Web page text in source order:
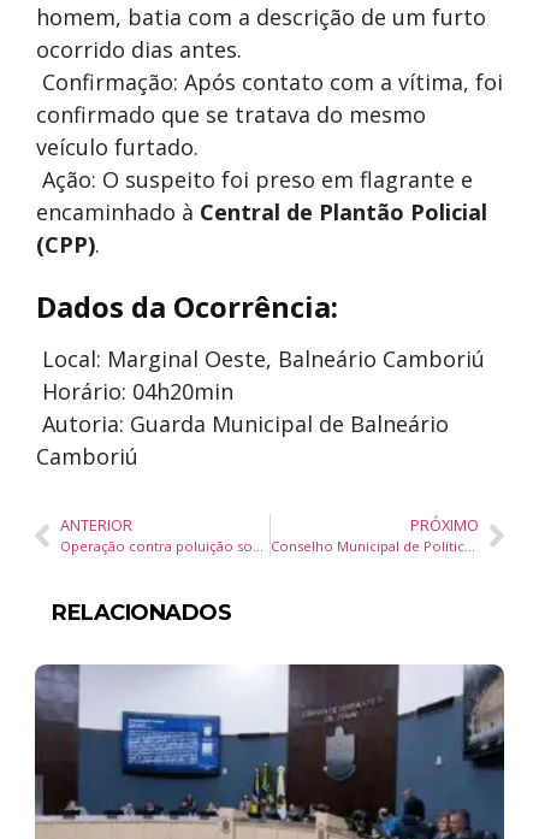
homem, batia com a descrição de um furto
ocorrido dias antes.
Confirmação: Após contato com a vítima, foi
confirmado que se tratava do mesmo
veículo furtado.
Ação: O suspeito foi preso em flagrante e
encaminhado à Central de Plantão Policial
(CPP).
Dados da Ocorrência:
Local: Marginal Oeste, Balneário Camboriú
Horário: 04h20min
Autoria: Guarda Municipal de Balneário
Camboriú
ANTERIOR
Operação contra poluição sonora em Balneário Camboriú: 6 motos removidas e motorista bêbado flagrado
PRÓXIMO
Conselho Municipal de Políticas Culturais supera crise e elege novos Conselheiros
RELACIONADOS